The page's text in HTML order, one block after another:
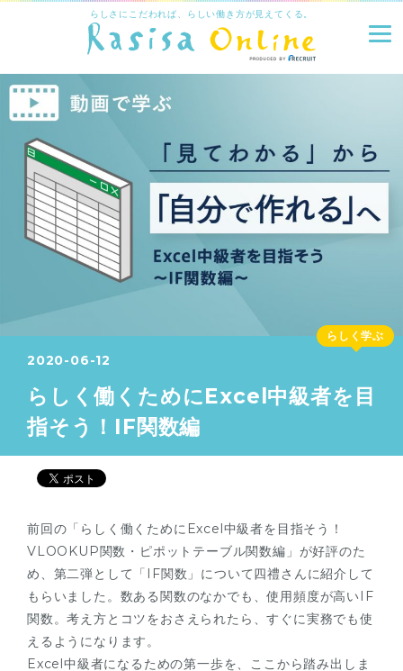
らしさにこだわれば、らしい働き方が見えてくる。
2020-06-12
らしく働くためにExcel中級者を目
指そう！IF関数編
らしく学ぶ
前回の「らしく働くためにExcel中級者を目指そう！
VLOOKUP関数・ピポットテーブル関数編」が好評のた
め、第二弾として「IF関数」について四禮さんに紹介して
もらいました。数ある関数のなかでも、使用頻度が高いIF
関数。考え方とコツをおさえられたら、すぐに実務でも使
えるようになります。
Excel中級者になるための第一歩を、ここから踏み出しま